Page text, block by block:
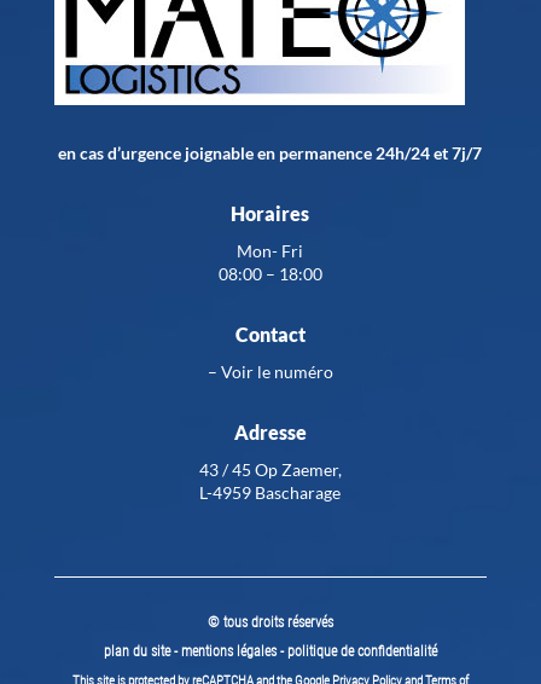
en cas d’urgence joignable en permanence 24h/24 et 7j/7
Horaires
Mon- Fri
08:00 – 18:00
Contact
– Voir le numéro
Adresse
43 / 45 Op Zaemer,
L-4959 Bascharage
© tous droits réservés
plan du site-mentions légales -politique de confidentialité